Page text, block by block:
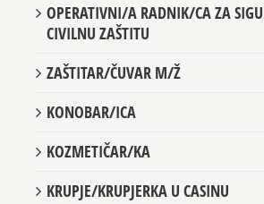
OPERATIVNI/A RADNIK/CA ZA
CIVILNU ZAŠTITU
ZAŠTITAR/ČUVAR M/Ž
KONOBAR/ICA
KOZMETIČAR/KA
KRUPJE/KRUPJERKA U CASINU